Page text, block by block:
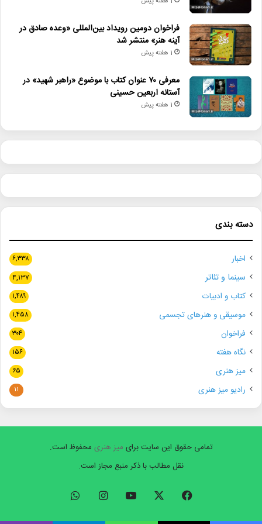
• کدام فیلم‌ها در گیشه سینماها صدرنشین شدند؟
• «سبیل‌السلطنه» در سنگلج روی صحنه می‌رود
• روایت هنر و شعر عاشورایی در اختتامیه «میراث محتشم کاشانی»
• عیادت از ایرج؛ تجلیل از دهه‌ها فعالیت هنری خواننده نامدار
• پیام وزیر فرهنگ به مناسبت روز خبرنگار
مرکز گسترش سینمای مستند، تجربی و پویانمایی
مستند
فراخوان دومین رویداد بین‌المللی «وعده صادق در
آینه هنر» منتشر شد
1 هفته پیش
معرفی ۷۰ عنوان کتاب با موضوع «راهبر شهید» در
آستانه اربعین حسینی
1 هفته پیش
دسته بندی
اخبار ۶,۳۳۸
سینما و تئاتر ۴,۱۳۷
کتاب و ادبیات ۱,۴۸۹
موسیقی و هنرهای تجسمی ۱,۴۵۸
فراخوان ۳۰۴
نگاه هفته ۱۵۶
میز هنری ۶۵
رادیو میز هنری ۱۱
تمامی حقوق این سایت برای میز هنری محفوظ است.
نقل مطالب با ذکر منبع مجاز است.
فیسبوک ایکس یوتیوب اینستاگرام